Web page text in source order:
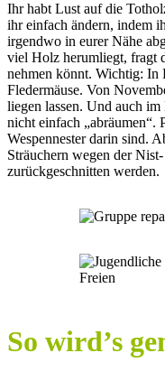
Ihr habt Lust auf die
ihr einfach ändern, indem
irgendwo in eurer Nähe
viel Holz herumliegt, fragt
nehmen könnt. Wichtig: In
Fledermäuse. Von
liegen lassen. Und auch
nicht einfach „abräumen“.
Wespennester darin sind.
Sträuchern wegen der
zurückgeschnitten werden.
So wird’s